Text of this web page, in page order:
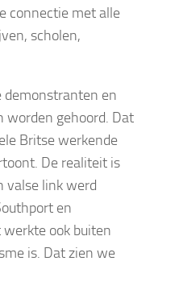
connectie met alle
scholen,
demonstranten en
worden gehoord. Dat
Britse werkende
De realiteit is
valse link werd
en
ook buiten
is. Dat zien we